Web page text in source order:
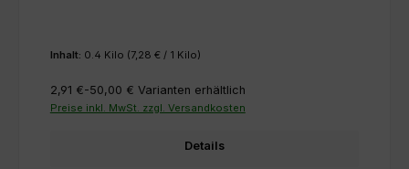
Inhalt: 0.4 Kilo (7,28 € / 1 Kilo)
2,91 €-50,00 € Varianten erhältlich
Preise inkl. MwSt. zzgl. Versandkosten
Details